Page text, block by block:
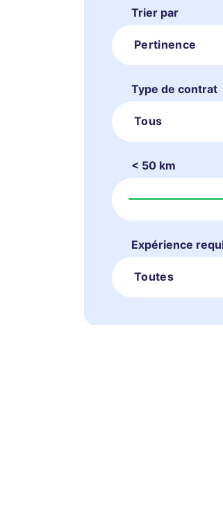
Trier par
Pertinence
Type de contrat
Tous
< 50 km
Expérience
Toutes